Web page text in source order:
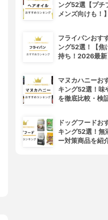
ング52選【プチ
メンズ向けも！】
フライパンおす
ング52選！【焦
持ち！2026最新
マヌカハニーお
キング52選！味
を徹底比較・検
ドッグフードお
キング52選！無
ー対策商品を紹